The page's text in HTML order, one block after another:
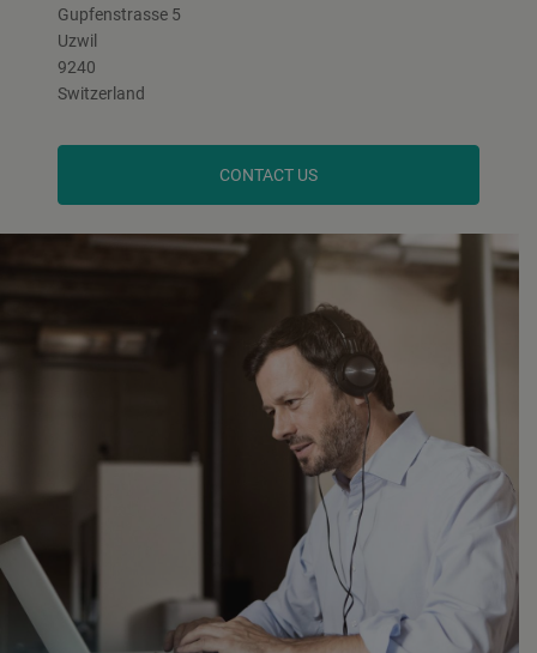
Gupfenstrasse 5
Uzwil
9240
Switzerland
CONTACT US